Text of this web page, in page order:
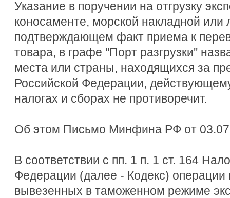
Указание в поручении на отгрузку
коносаменте, морской накладной
подтверждающем факт приема к
товара, в графе ''Порт разгрузки''
места или страны, находящихся за
Российской Федерации,
налогах и сборах не противоречит.
Об этом Письмо Минфина РФ от
В соответствии с пп. 1 п. 1 ст. 164
Федерации (далее - Кодекс) операции
вывезенных в таможенном режиме